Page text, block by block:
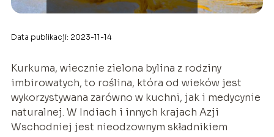
Data publikacji: 2023-11-14
Kurkuma, wiecznie zielona bylina z rodziny
imbirowatych, to roślina, która od wieków jest
wykorzystywana zarówno w kuchni, jak i medycynie
naturalnej. W Indiach i innych krajach Azji
Wschodniej jest nieodzownym składnikiem